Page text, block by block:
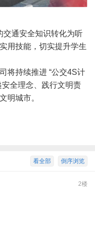
交通安全知识转化为听
用技能，切实提升学生
将持续推进 “公交4S计
全理念、践行文明责
明城市。
倒序浏览
看全部
2楼